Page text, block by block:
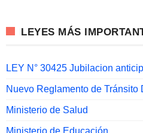
LEYES MÁS
LEY N° 30425 Jubilacion
Nuevo Reglamento de Tránsito
Ministerio de Salud
Ministerio de Educación